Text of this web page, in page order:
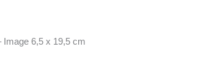
Image 6,5 x 19,5 cm